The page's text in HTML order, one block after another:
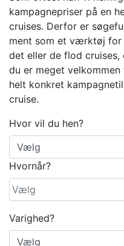
kampagnepriser på en
cruises. Derfor er
ment som et værktøj
det eller de flod
du er meget
helt konkret
cruise.
Hvor vil du hen?
Hvornår?
Varighed?